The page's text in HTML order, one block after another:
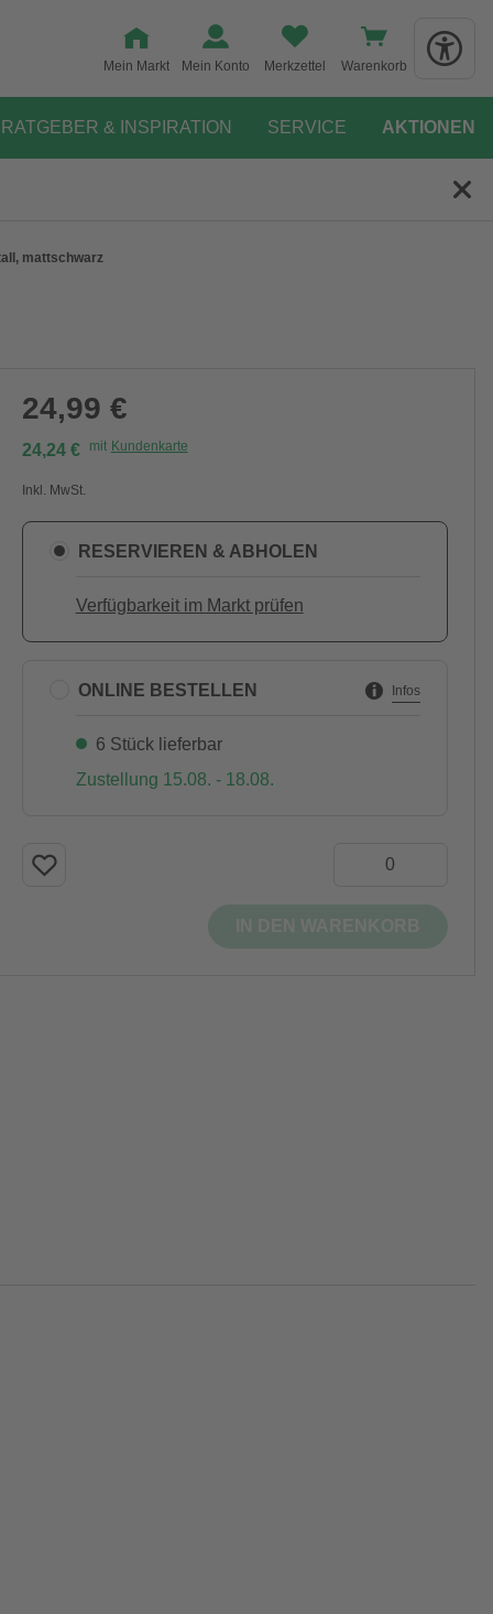
Mein Markt Mein Konto Merkzettel Warenkorb
RATGEBER & INSPIRATION SERVICE AKTIONEN
mattschwarz
24,99 €
24,24 € mit Kundenkarte
Inkl. MwSt.
RESERVIEREN & ABHOLEN
Verfügbarkeit im Markt prüfen
ONLINE BESTELLEN Infos
6 Stück lieferbar
Zustellung 15.08. - 18.08.